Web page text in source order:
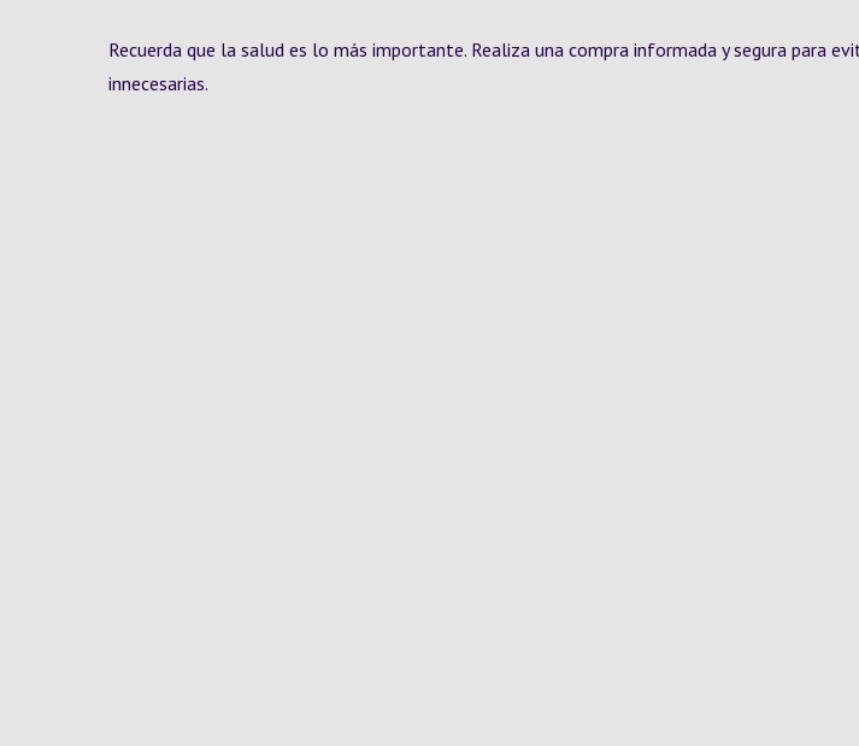
Recuerda que la salud es lo más importante. Realiza una compra informada y segura para
innecesarias.